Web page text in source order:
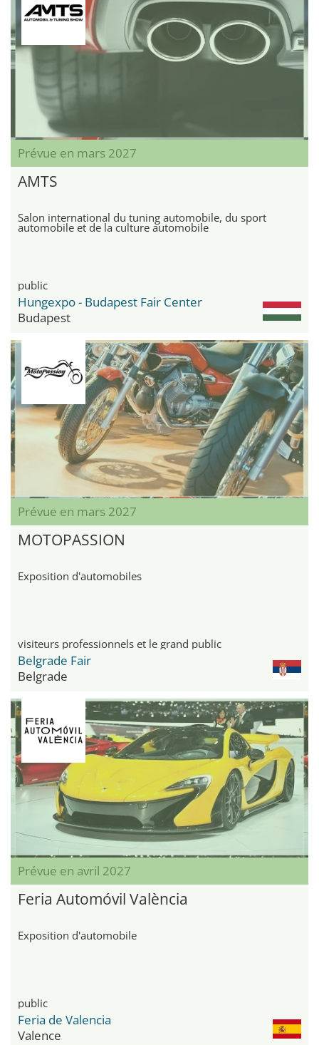
Prévue en mars 2027
AMTS
Salon international du tuning automobile, du sport
automobile et de la culture automobile
public
Hungexpo - Budapest Fair Center
Budapest
Prévue en mars 2027
MOTOPASSION
Exposition d'automobiles
visiteurs professionnels et le grand public
Belgrade Fair
Belgrade
Prévue en avril 2027
Feria Automóvil València
Exposition d'automobile
public
Feria de Valencia
Valence